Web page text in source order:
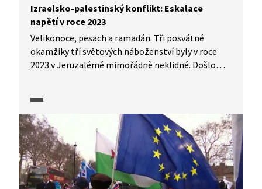
Izraelsko-palestinský konflikt: Eskalace
napětí v roce 2023
Velikonoce, pesach a ramadán. Tři posvátné
okamžiky tří světových náboženství byly v roce
2023 v Jeruzalémě mimořádně neklidné. Došlo
z Jeruzaléma přenesly dále. Izraelské letectvo
podniklo letecké útoky v Pásmu Gazy a v jižním
Libanonu poté, co odtud byly vypáleny desítky
raket na Izrael. Napětí v oblasti opět
vyeskalovalo.